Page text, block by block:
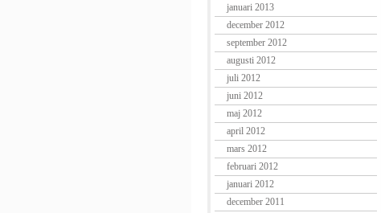
januari 2013
december 2012
september 2012
augusti 2012
juli 2012
juni 2012
maj 2012
april 2012
mars 2012
februari 2012
januari 2012
december 2011